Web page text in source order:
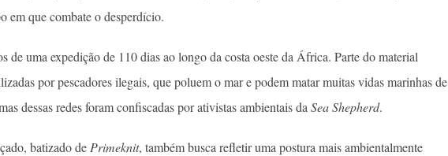
em que combate o desperdício.
de uma expedição de 110 dias ao longo da costa oeste da África. Parte do material
por pescadores ilegais, que poluem o mar e podem matar muitas vidas marinhas de
dessas redes foram confiscadas por ativistas ambientais da Sea Shepherd.
batizado de Primeknit, também busca refletir uma postura mais ambientalmente